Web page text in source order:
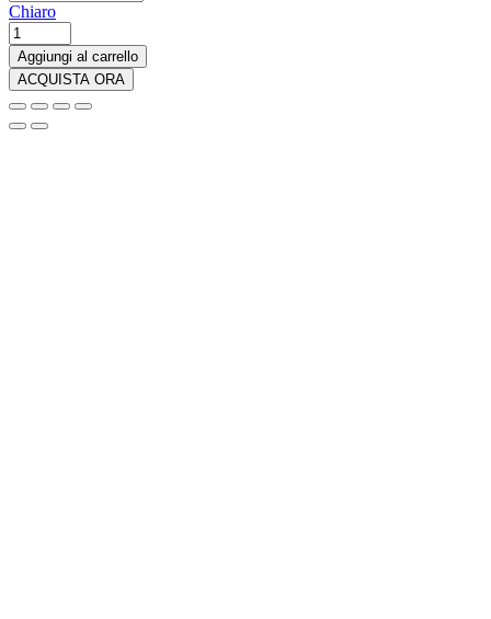
Chiaro
LEGO
City
Display
Truck
F1
con
Aggiungi al carrello
ACQUISTA ORA